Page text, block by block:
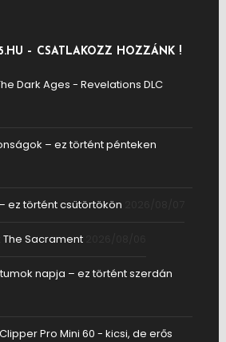
– CSATLAKOZZ HOZZÁNK !
Dark Ages - Revelations DLC
– ez történt pénteken
ez történt csütörtökön
The Sacrament
napja – ez történt szerdán
Pro Mini 60 - kicsi, de erős